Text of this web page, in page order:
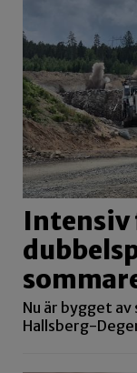
Intensiv
Nu är bygget
Hallsberg-